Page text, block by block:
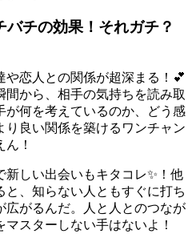
チの効果！それガチ？
恋人との関係が超深まる！💕
間から、相手の気持ちを読み取
が何を考えているのか、どう感
り良い関係を築けるワンチャン
！
しい出会いもキタコレ✨！他
と、知らない人ともすぐに打ち
広がるんだ。人と人とのつなが
スターしない手はないよ！